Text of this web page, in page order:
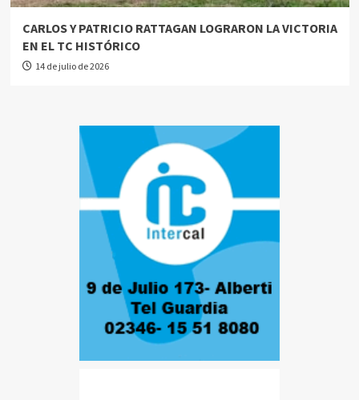
CARLOS Y PATRICIO RATTAGAN LOGRARON LA VICTORIA
EN EL TC HISTÓRICO
14 de julio de 2026